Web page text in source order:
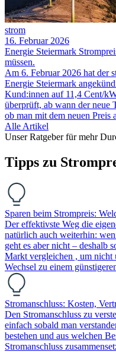
strom
16. Februar 2026
Energie Steiermark
müssen.
Am 6. Februar 2026 hat der
Energie Steiermark
Kund:innen auf 11,4 Cent/
überprüft, ab wann der neue
ob man mit dem neuen
Alle Artikel
Unser Ratgeber für mehr
Tipps zu
Sparen beim Strompreis:
Der effektivste Weg die
natürlich auch weiterhin:
geht es aber nicht – deshalb
Markt vergleichen , um nicht
Wechsel zu einem
Stromanschluss: Kosten,
Den Stromanschluss zu
einfach sobald man
bestehen und aus welchen
Stromanschluss